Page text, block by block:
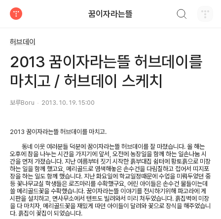
꿈이자라는뜰
허브데이
2013 꿈이자라는뜰 허브데이를
마치고 / 허브데이 스케치
보루Boru 2013. 10. 19. 15:00
2013 꿈이자라는뜰 허브데이를 마치고.
동네 이웃 여러분들 덕분에 꿈이자라는뜰 허브데이를 잘 마쳤습니다. 올 해는
오후에 참을 나누는 시간을 가지기에 앞서, 오전에 농장일을 함께 하는 일손나눔 시
간을 먼저 가졌습니다. 지난 여름부터 짓기 시작한 흙부대집 쉼터에 황토흙으로 미장
하는 일을 함께 했고요, 메리골드로 염색해놓은 손수건을 다림질하고 접어서 띠지포
장을 하는 일도 함께 했습니다. 지난 화요일에 학교일정때문에 수업을 미뤄두었던 중
등 꽃나무교실 학생들은 로즈마리를 수확했구요, 어린 아이들은 손수건 물들이는데
쓸 메리골드꽃을 수확했습니다. 꿈이자라는뜰 이야기를 전시하기위해 파고라에 게
시판을 설치하고, 면사무소에서 텐트도 빌려와서 미리 쳐두었습니다. 흙집벽에 미장
을 다 마치자, 메리골드꽃을 재밌게 따던 아이들이 달려와 꽃으로 장식을 해주었습니
다. 흙집이 꽃집이 되었습니다.